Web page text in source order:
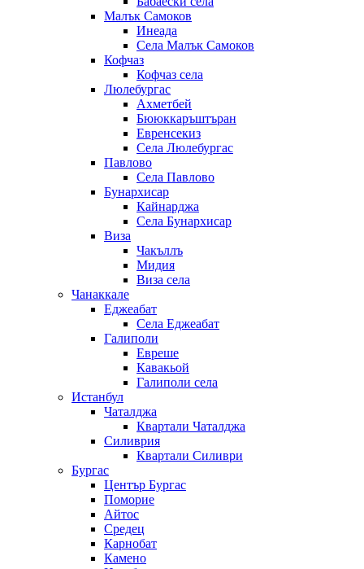
Малък Самоков
Инеада
Села Малък Самоков
Кофчаз
Кофчаз села
Люлебургас
Ахметбей
Бююккаръштъран
Евренсекиз
Села Люлебургас
Павлово
Села Павлово
Бунархисар
Кайнарджа
Села Бунархисар
Виза
Чакъллъ
Мидия
Виза села
Чанаккале
Еджеабат
Села Еджеабат
Галиполи
Евреше
Кавакьой
Галиполи села
Истанбул
Чаталджа
Квартали Чаталджа
Силиврия
Квартали Силиври
Бургас
Център Бургас
Поморие
Айтос
Средец
Карнобат
Камено